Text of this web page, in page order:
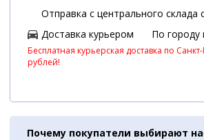
Отправка с центрального склада
Доставка курьером
По городу
Бесплатная курьерская доставка по
рублей!
Почему покупатели выбирают